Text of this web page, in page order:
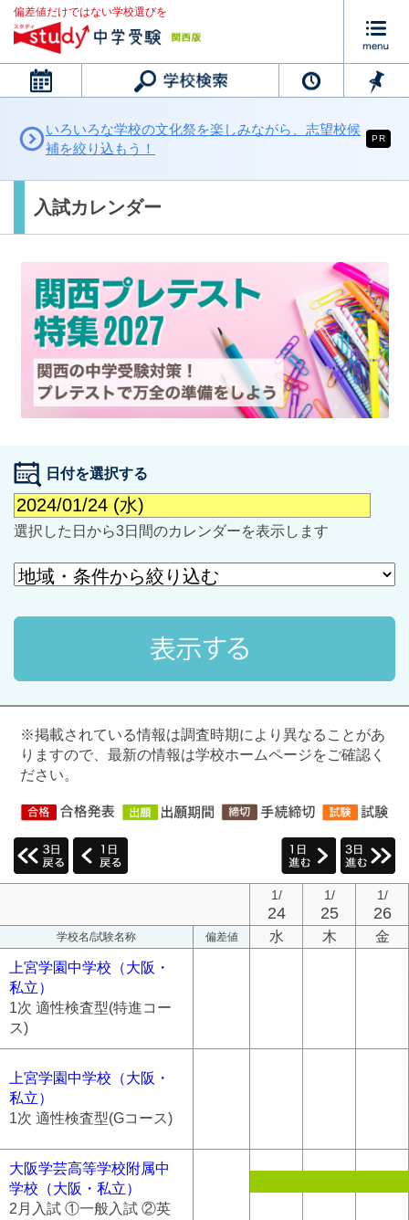
偏差値だけではない学校選びを
カレンダー
最近見た学校
学校閲覧履歴はありません
ブックマークした学校
ブックマークした学校はありません
いろいろな学校の文化祭を楽しみながら、志望校候
補を絞り込もう！
PR
入試カレンダー
日付を選択する
選択した日から3日間のカレンダーを表示します
※掲載されている情報は調査時期により異なることがあ
りますので、最新の情報は学校ホームページをご確認く
ださい。
1/
24
1/
25
1/
26
学校名/試験名称 偏差値 水 木
金
上宮学園中学校（大阪・
私立）
1次 適性検査型(特進コー
ス)
上宮学園中学校（大阪・
私立）
1次 適性検査型(Gコース)
大阪学芸高等学校附属中
学校（大阪・私立）
2月入試 ①一般入試 ②英